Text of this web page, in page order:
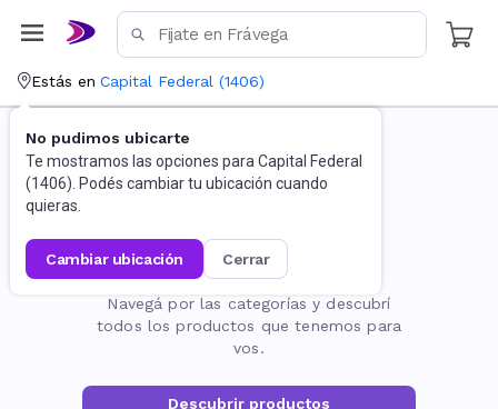
Estás en Capital Federal (1406)
No pudimos ubicarte
Te mostramos las opciones para Capital Federal
(1406). Podés cambiar tu ubicación cuando
quieras.
cambiar ubicación cerrar
La página no existe
Navegá por las categorías y descubrí
todos los productos que tenemos para
vos.
Descubrir productos